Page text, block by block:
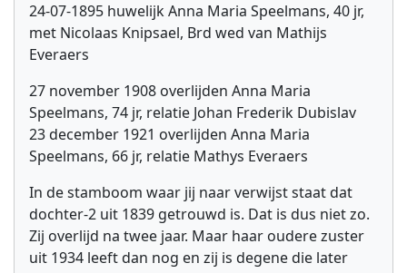
24-07-1895 huwelijk Anna Maria Speelmans, 40 jr,
met Nicolaas Knipsael, Brd wed van Mathijs
Everaers
27 november 1908 overlijden Anna Maria
Speelmans, 74 jr, relatie Johan Frederik Dubislav
23 december 1921 overlijden Anna Maria
Speelmans, 66 jr, relatie Mathys Everaers
In de stamboom waar jij naar verwijst staat dat
dochter-2 uit 1839 getrouwd is. Dat is dus niet zo.
Zij overlijd na twee jaar. Maar haar oudere zuster
uit 1934 leeft dan nog en zij is degene die later